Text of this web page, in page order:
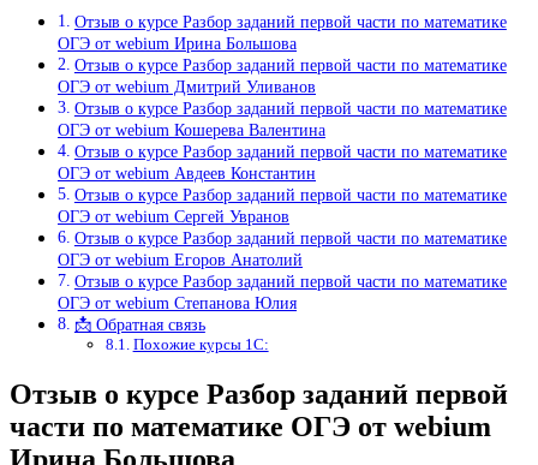
Отзыв о курсе Разбор заданий первой части по математике
ОГЭ от webium Ирина Большова
Отзыв о курсе Разбор заданий первой части по математике
ОГЭ от webium Дмитрий Уливанов
Отзыв о курсе Разбор заданий первой части по математике
ОГЭ от webium Кошерева Валентина
Отзыв о курсе Разбор заданий первой части по математике
ОГЭ от webium Авдеев Константин
Отзыв о курсе Разбор заданий первой части по математике
ОГЭ от webium Сергей Увранов
Отзыв о курсе Разбор заданий первой части по математике
ОГЭ от webium Егоров Анатолий
Отзыв о курсе Разбор заданий первой части по математике
ОГЭ от webium Степанова Юлия
📩 Обратная связь
Похожие курсы 1С:
Отзыв о курсе Разбор заданий первой
части по математике ОГЭ от webium